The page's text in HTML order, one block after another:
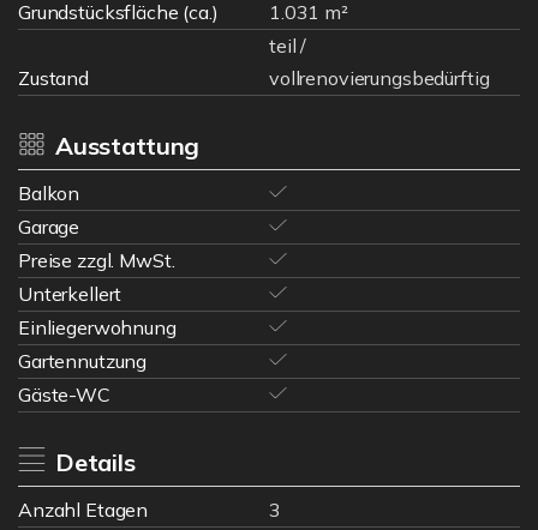
Grundstücksfläche (ca.)
1.031 m²
Zustand
teil /
vollrenovierungsbedürftig
Ausstattung
Balkon
Garage
Preise zzgl. MwSt.
Unterkellert
Einliegerwohnung
Gartennutzung
Gäste-WC
Details
Anzahl Etagen
3